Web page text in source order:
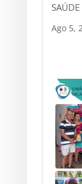
SAÚDE
Ago 5,